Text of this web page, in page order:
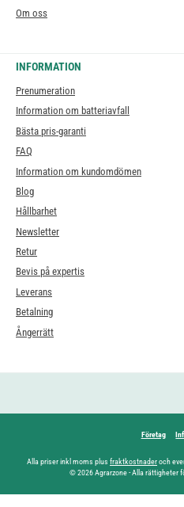
Om oss
INFORMATION
Prenumeration
Information om batteriavfall
Bästa pris-garanti
FAQ
Information om kundomdömen
Blog
Hållbarhet
Newsletter
Retur
Bevis på expertis
Leverans
Betalning
Ångerrätt
Företag
Alla priser inkl moms plus fraktkostnaderoch
© 2026 Agrarzone - Alla rättigheter